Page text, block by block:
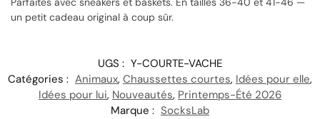
un petit cadeau original à coup sûr.
UGS : Y-COURTE-VACHE
Catégories : Animaux, Chaussettes courtes, Idées pour elle,
Idées pour lui, Nouveautés, Printemps-Été 2026
Marque : SocksLab